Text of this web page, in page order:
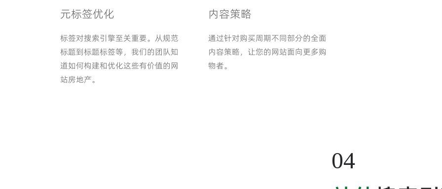
元标签优化
标签对搜索引擎至关重要。从规范
标题到标题标签等，我们的团队知
道如何构建和优化这些有价值的网
站房地产。
内容策略
通过针对购买周期不同部分的全面
内容策略，让您的网站面向更多购
物者。
04